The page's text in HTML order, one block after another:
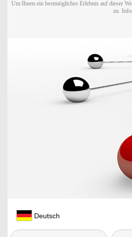
Um Ihnen ein bestmögliches Erlebnis auf dieser
zu.
Deutsch